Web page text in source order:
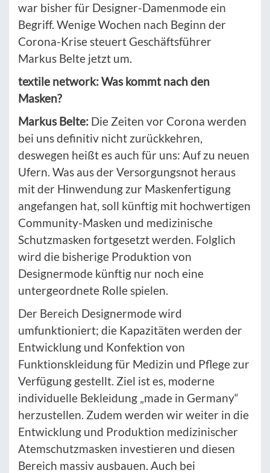
war bisher für Designer-Damenmode ein
Begriff. Wenige Wochen nach Beginn der
Corona-Krise steuert Geschäftsführer
Markus Belte jetzt um.
textile network: Was kommt nach den
Masken?
Markus Belte: Die Zeiten vor Corona werden
bei uns definitiv nicht zurückkehren,
deswegen heißt es auch für uns: Auf zu neuen
Ufern. Was aus der Versorgungsnot heraus
mit der Hinwendung zur Maskenfertigung
angefangen hat, soll künftig mit hochwertigen
Community-Masken und medizinische
Schutzmasken fortgesetzt werden. Folglich
wird die bisherige Produktion von
Designermode künftig nur noch eine
untergeordnete Rolle spielen.
Der Bereich Designermode wird
umfunktioniert; die Kapazitäten werden der
Entwicklung und Konfektion von
Funktionskleidung für Medizin und Pflege zur
Verfügung gestellt. Ziel ist es, moderne
individuelle Bekleidung „made in Germany“
herzustellen. Zudem werden wir weiter in die
Entwicklung und Produktion medizinischer
Atemschutzmasken investieren und diesen
Bereich massiv ausbauen. Auch bei